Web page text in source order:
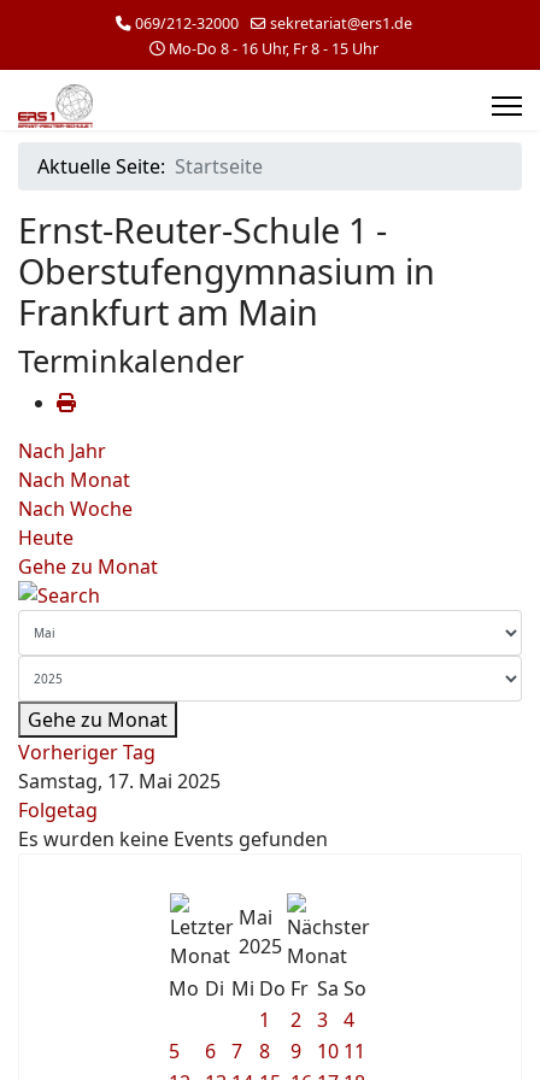
069/212-32000
sekretariat@ers1.de
Mo-Do 8 - 16 Uhr, Fr 8 - 15 Uhr
Aktuelle Seite: Startseite
Ernst-Reuter-Schule 1 -
Oberstufengymnasium in
Frankfurt am Main
Terminkalender
Nach Jahr
Nach Monat
Nach Woche
Heute
Gehe zu Monat
Gehe zu Monat
Vorheriger Tag
Samstag, 17. Mai 2025
Folgetag
Es wurden keine Events gefunden
Mai
2025
Mo Di Mi Do Fr Sa So
1
2 3 4
5
6 7 8 9 10 11